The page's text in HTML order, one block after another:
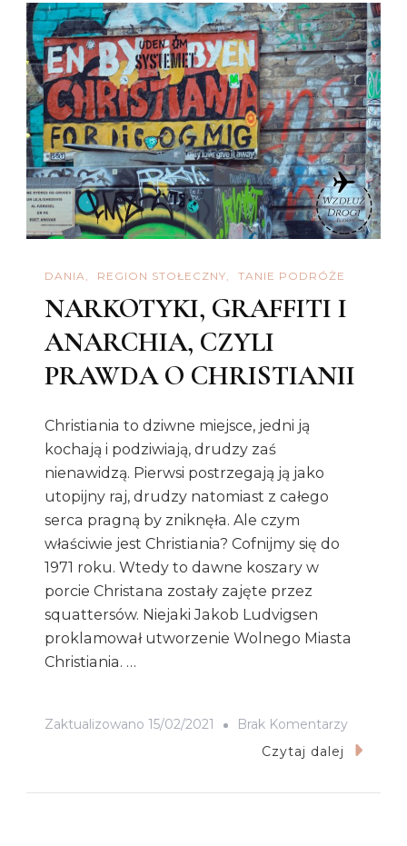
Z
NAMI
DANIA REGION STOŁECZNY TANIE PODRÓŻE
NARKOTYKI, GRAFFITI I
ANARCHIA, CZYLI
PRAWDA O CHRISTIANII
Christiania to dziwne miejsce, jedni ją
kochają i podziwiają, drudzy zaś
nienawidzą. Pierwsi postrzegają ją jako
utopijny raj, drudzy natomiast z całego
serca pragną by zniknęła. Ale czym
właściwie jest Christiania? Cofnijmy się do
1971 roku. Wtedy to dawne koszary w
porcie Christana zostały zajęte przez
squattersów. Niejaki Jakob Ludvigsen
proklamował utworzenie Wolnego Miasta
Christiania. …
Zaktualizowano 15/02/2021 Brak KomentarzyDo
Czytaj dalej